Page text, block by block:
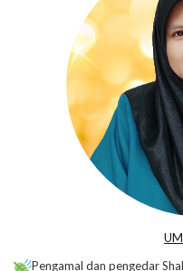
Pengamal dan pengedar